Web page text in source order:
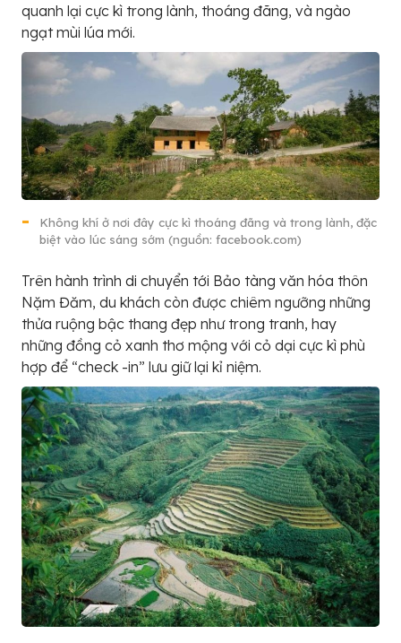
quanh lại cực kì trong lành, thoáng đãng, và ngào
ngạt mùi lúa mới.
Không khí ở nơi đây cực kì thoáng đãng và trong lành, đặc
biệt vào lúc sáng sớm (nguồn: facebook.com)
Trên hành trình di chuyển tới Bảo tàng văn hóa thôn
Nặm Đăm, du khách còn được chiêm ngưỡng những
thửa ruộng bậc thang đẹp như trong tranh, hay
những đồng cỏ xanh thơ mộng với cỏ dại cực kì phù
hợp để “check -in” lưu giữ lại kỉ niệm.